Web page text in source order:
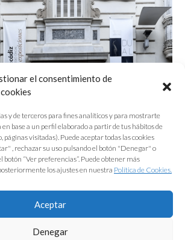
el consentimiento de
y de terceros para fines analíticos y para mostrarte
base a un perfil elaborado a partir de tus hábitos de
páginas visitadas). Puede aceptar todas las cookies
, rechazar su uso pulsando el botón "Denegar" o
“Ver preferencias”. Puede obtener más
los ajustes en nuestra Política de Cookies.
Aceptar
Denegar
2026. CANDIDATURAS